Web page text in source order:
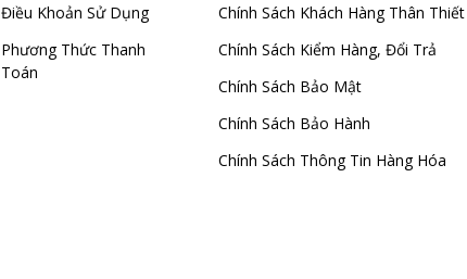
Điều Khoản Sử Dụng
Phương Thức Thanh
Toán
Chính Sách Khách Hàng Thân Thiết
Chính Sách Kiểm Hàng, Đổi Trả
Chính Sách Bảo Mật
Chính Sách Bảo Hành
Chính Sách Thông Tin Hàng Hóa